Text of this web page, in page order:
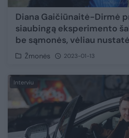
Diana Gaičiūnaitė-Dirmė
siaubingą eksperimento
be sąmonės, vėliau
Žmonės 2023-01-13
Interviu